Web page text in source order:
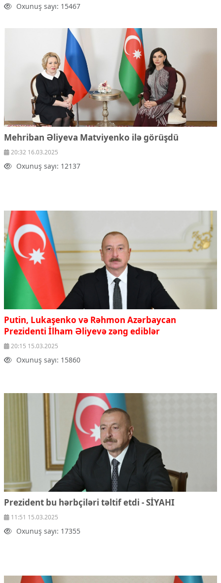
Oxunuş sayı: 15467
Mehriban Əliyeva Matviyenko ilə görüşdü
20:32 16.03.2025
Oxunuş sayı: 12137
Putin, Lukaşenko və Rəhmon Azərbaycan
Prezidenti İlham Əliyevə zəng ediblər
20:15 15.03.2025
Oxunuş sayı: 15860
Prezident bu hərbçiləri təltif etdi - SİYAHI
11:51 15.03.2025
Oxunuş sayı: 17355